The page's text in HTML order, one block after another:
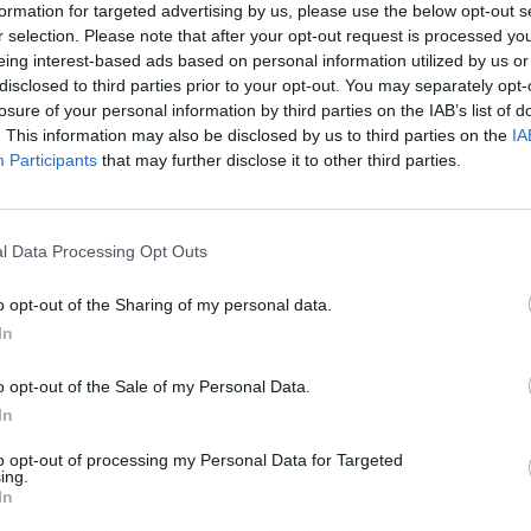
for targeted advertising by us, please use the below opt-out
selection. Please note that after your opt-out request is processed
interest-based ads based on personal information utilized by us
to third parties prior to your opt-out. You may separately
of your personal information by third parties on the IAB’s list of
This information may also be disclosed by us to third parties on the
Participants that may further disclose it to other third parties.
Data Processing Opt Outs
opt-out of the Sharing of my personal data.
opt-out of the Sale of my Personal Data.
opt-out of processing my Personal Data for Targeted
Euroliga, por su parte, ha tratado de retener a los
de la Eurocup con un cambio en el formato y
por dar licencias a largo plazo en un sistema
de clubes se dará a conocer el 16 de junio,
los once miembros fundadores de la Euroliga en
han disputado sus competiciones,
el proyecto permanecía estancado deportiva y
de competición, el club opta a ganar hasta un 1,2
el título (un millón al ganador más los bonus
ha dejado en el aire la subvención con la
la aportación de 4 millones de euros a sólo
del club de 2019 se desprende que la
euros, sin contar el patrocinio.